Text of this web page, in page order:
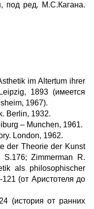
под ред. М.С.Кагана.
im Altertum ihrer
1893 (имеется
1967).
Berlin, 1932.
– Munchen, 1961.
London, 1962.
der Theorie der Kunst
Zimmerman R.
als philosophischer
(от Аристотеля до
(история от ранних